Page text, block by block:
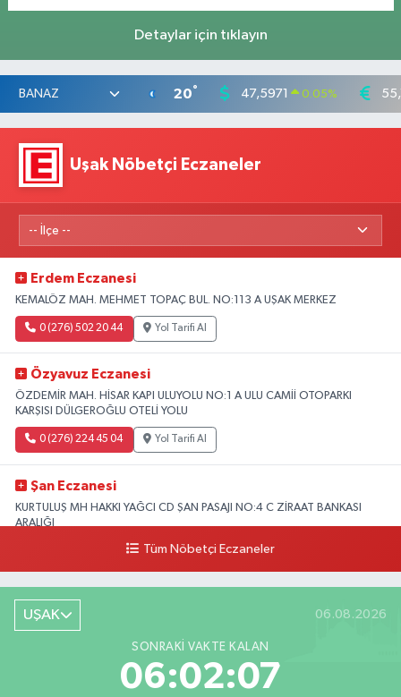
Detaylar için tıklayın
20° 47,5971 0.05%
Uşak Nöbetçi Eczaneler
Erdem Eczanesi
KEMALÖZ MAH. MEHMET TOPAÇ BUL. NO:113 A UŞAK MERKEZ
0 (276) 502 20 44 Yol Tarifi Al
Özyavuz Eczanesi
ÖZDEMİR MAH. HİSAR KAPI ULUYOLU NO:1 A ULU CAMİİ OTOPARKI
KARŞISI DÜLGEROĞLU OTELİ YOLU
0 (276) 224 45 04 Yol Tarifi Al
Şan Eczanesi
KURTULUŞ MH HAKKI YAĞCI CD ŞAN PASAJI NO:4 C ZİRAAT BANKASI
ARALIĞI
Yol Tarifi Al
Tüm Nöbetçi Eczaneler
UŞAK 06.08.2026
SONRAKI VAKTE KALAN
06:02:06